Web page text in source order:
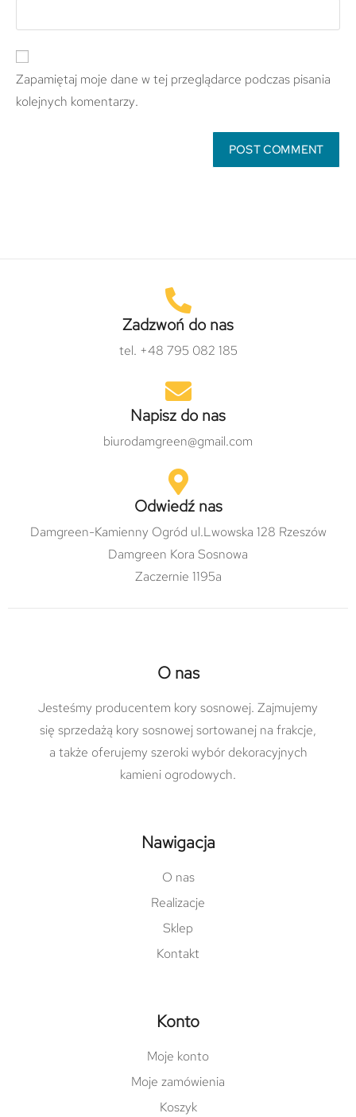
Zapamiętaj moje dane w tej przeglądarce podczas pisania
kolejnych komentarzy.
Zadzwoń do nas
tel. +48 795 082 185
Napisz do nas
biurodamgreen@gmail.com
Odwiedź nas
Damgreen-Kamienny Ogród ul.Lwowska 128 Rzeszów
Damgreen Kora Sosnowa
Zaczernie 1195a
O nas
Jesteśmy producentem kory sosnowej. Zajmujemy
się sprzedażą kory sosnowej sortowanej na frakcje,
a także oferujemy szeroki wybór dekoracyjnych
kamieni ogrodowych.
Nawigacja
O nas
Realizacje
Sklep
Kontakt
Konto
Moje konto
Moje zamówienia
Koszyk